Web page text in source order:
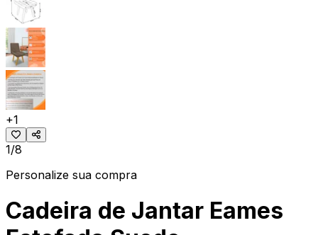
+1
1/8
Personalize sua compra
Cadeira de Jantar Eames